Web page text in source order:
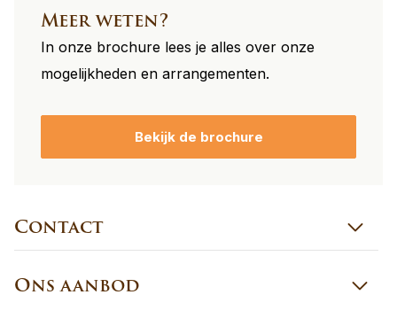
Contact
Ons aanbod
Meer weten?
In onze brochure lees je alles over onze
mogelijkheden en arrangementen.
Bekijk de brochure